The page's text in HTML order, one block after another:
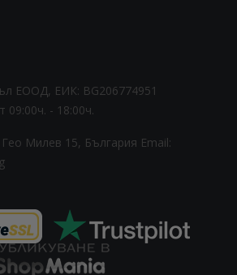
ЕООД, ЕИК: BG206774951
09:00ч. - 18:00ч.
Милев 15, България Email: